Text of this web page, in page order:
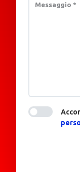
Messaggio *